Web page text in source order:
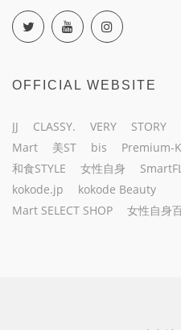
OFFICIAL WEBSITE
JJ CLASSY. VERY STORY
Mart
美ST bis
Premium-
和食STYLE
女性自身
kokode.jp
kokode Beauty
Mart SELECT SHOP
女性自身